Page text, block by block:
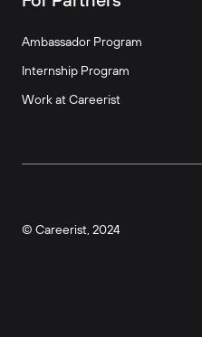
Ambassador Program
Internship Program
Work at Careerist
© Careerist, 2024